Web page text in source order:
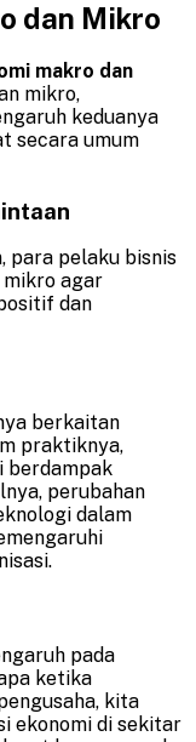
dan Mikro
makro dan
mikro,
keduanya
secara umum
para pelaku bisnis
mikro agar
dan
berkaitan
praktiknya,
berdampak
perubahan
dalam
pada
ketika
kita
ekonomi di sekitar